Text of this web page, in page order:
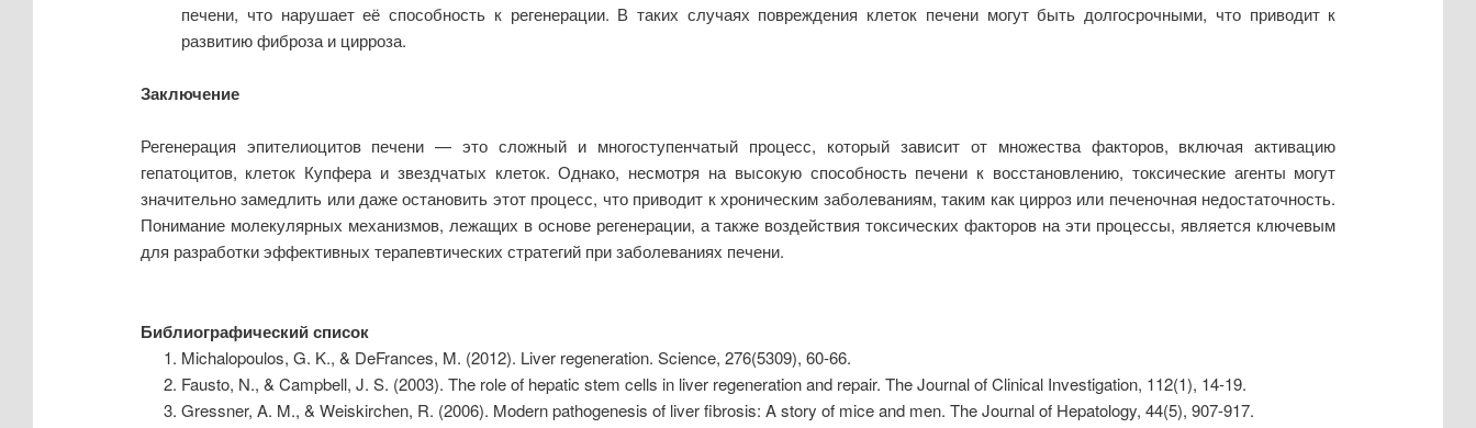
печени, что нарушает её способность к регенерации. В таких случаях повреждения клеток печени могут быть долгосрочными, что приводит к
развитию фиброза и цирроза.
Заключение
Регенерация эпителиоцитов печени — это сложный и многоступенчатый процесс, который зависит от множества факторов, включая активацию
гепатоцитов, клеток Купфера и звездчатых клеток. Однако, несмотря на высокую способность печени к восстановлению, токсические агенты могут
значительно замедлить или даже остановить этот процесс, что приводит к хроническим заболеваниям, таким как цирроз или печеночная недостаточность.
Понимание молекулярных механизмов, лежащих в основе регенерации, а также воздействия токсических факторов на эти процессы, является ключевым
для разработки эффективных терапевтических стратегий при заболеваниях печени.
Библиографический список
Michalopoulos, G. K., & DeFrances, M. (2012). Liver regeneration. Science, 276(5309), 60-66.
Fausto, N., & Campbell, J. S. (2003). The role of hepatic stem cells in liver regeneration and repair. The Journal of Clinical Investigation, 112(1), 14-19.
Gressner, A. M., & Weiskirchen, R. (2006). Modern pathogenesis of liver fibrosis: A story of mice and men. The Journal of Hepatology, 44(5), 907-917.